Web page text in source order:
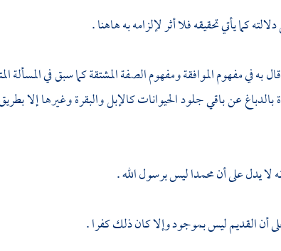
كما يأتي تحقيقه فلا أثر لإلزامه به هاهنا .
به في مفهوم الموافقة ومفهوم الصفة المشتقة كما سبق في
عن باقي جلود الحيوانات كالإبل والبقرة وغيرها إلا
لا يدل على أنمحمداليس برسول الله .
أن القديم ليس بموجود وإلا كان ذلك كفرا .